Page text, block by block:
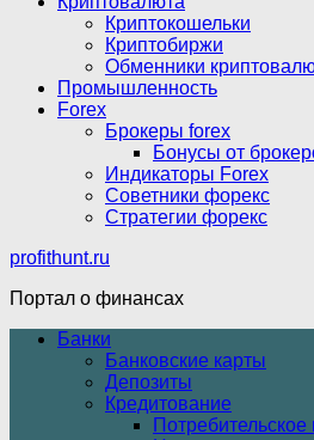
Криптокошельки
Криптобиржи
Обменники
Промышленность
Forex
Брокеры forex
Бонусы от
Индикаторы Forex
Советники форекс
Стратегии форекс
profithunt.ru
Портал о финансах
Банки
Банковские карты
Депозиты
Кредитование
Потребительское